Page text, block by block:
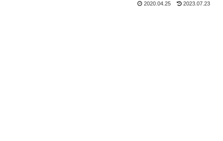
2020.04.25 2023.07.23